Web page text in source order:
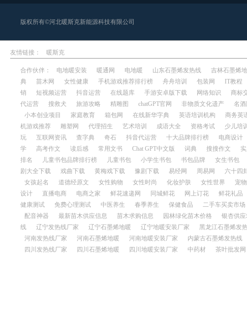
版权所有©河北暖斯克新能源科技有限公司
友情链接： 暖斯克
合作伙伴： 电地暖安装 暖通网 电地暖 山东石墨烯发热线 吉林石墨烯
典
苗木网 女性健康 手机游戏推荐排行榜 舟舟培训 包装网 IT教程
销
短视频运营 抖音运营 在线题库 手游安卓版下载 网络知识 商标
代运营
搜救犬 旅游攻略 精雕图 chatGPT官网 非物质文化遗产 名酒
小本创业项目
家庭教育 箱包网 在线新华字典 英语培训机构 商务英
机游戏推荐
雕塑网 代理招生 艺术培训 成语大全 资格考试 少儿培训
玩
互联网资讯 查字典 奇石 抖音代运营 十大品牌排行榜 电商设计
学
高考作文 读后感 常用文书 Chat GPT中文版 词典 搜搜作文
排名
儿童书包品牌排行榜 儿童书包 小学生书包 书包品牌 女生书包
剧大全下载
戏曲下载 黄梅戏下载 豫剧下载 易经网 周易网 六十四
女孩起名
道德经原文 女性购物 女性时尚 化妆护肤 女性世界 宠
设计
直播电商 电商之家 鲜花速递网 同城鲜花 网上订花 鲜花礼品
健康测试
免费心理测试 中医养生 春季养生 保健食品 二手车买卖市场
配音神器
最新苗木供应信息 苗木求购信息 园林绿化苗木价格 银杏供
线
辽宁发热线厂家 辽宁石墨烯地暖 辽宁地暖安装厂家 黑龙江石墨烯发
河南发热线厂家
河南石墨烯地暖 河南地暖安装厂家 内蒙古石墨烯发热线
四川发热线厂家
四川石墨烯地暖 四川地暖安装厂家 中药材 茶叶批发网